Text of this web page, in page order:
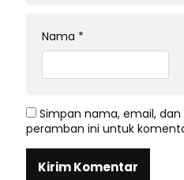
Nama *
Simpan nama, email,
peramban ini untuk